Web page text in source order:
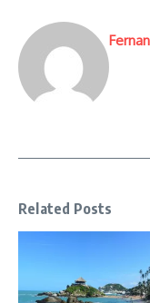
Related Posts